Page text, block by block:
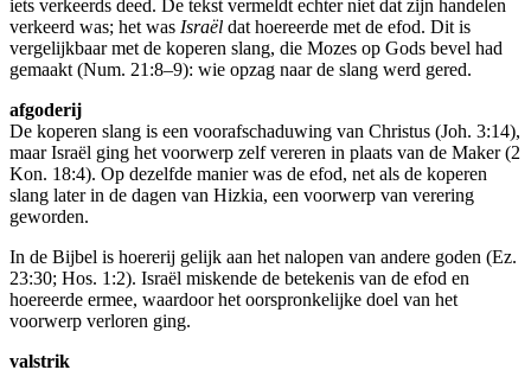
iets verkeerds deed. De tekst vermeldt echter niet dat zijn handelen
verkeerd was; het was Israël dat hoereerde met de efod. Dit is
vergelijkbaar met de koperen slang, die Mozes op Gods bevel had
gemaakt (Num. 21:8–9): wie opzag naar de slang werd gered.
afgoderij
De koperen slang is een voorafschaduwing van Christus (Joh. 3:14),
maar Israël ging het voorwerp zelf vereren in plaats van de Maker (2
Kon. 18:4). Op dezelfde manier was de efod, net als de koperen
slang later in de dagen van Hizkia, een voorwerp van verering
geworden.
In de Bijbel is hoererij gelijk aan het nalopen van andere goden (Ez.
23:30; Hos. 1:2). Israël miskende de betekenis van de efod en
hoereerde ermee, waardoor het oorspronkelijke doel van het
voorwerp verloren ging.
valstrik